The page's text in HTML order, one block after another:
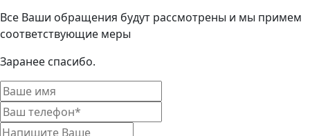
Все Ваши обращения будут рассмотрены и мы примем
соответствующие меры
Заранее спасибо.